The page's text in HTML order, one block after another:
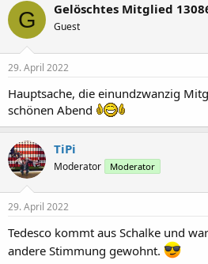
G Gelöschtes Mitglied
Guest
29. April 2022
Hauptsache, die einundzwanzig
schönen Abend
TiPi
Moderator Moderator
29. April 2022
Tedesco kommt aus Schalke und
andere Stimmung gewohnt.